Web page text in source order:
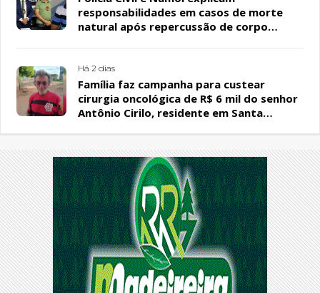
responsabilidades em casos de morte
natural após repercussão de corpo
Há 2 dias
Família faz campanha para custear
cirurgia oncológica de R$ 6 mil do senhor
Antônio Cirilo, residente em Santa